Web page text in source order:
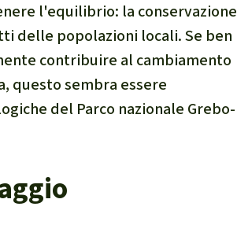
l'equilibrio: la conservazione
delle popolazioni locali. Se ben
contribuire al cambiamento
questo sembra essere
del Parco nazionale Grebo-